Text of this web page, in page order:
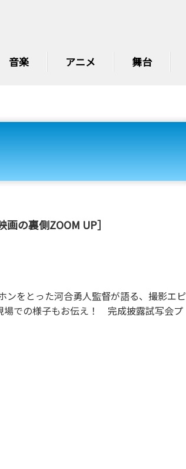
音楽 アニメ 舞台
の裏側ZOOM UP］
をとった河合勇人監督が語る、撮影エピ
場での様子もお伝え！ 完成披露試写会プ